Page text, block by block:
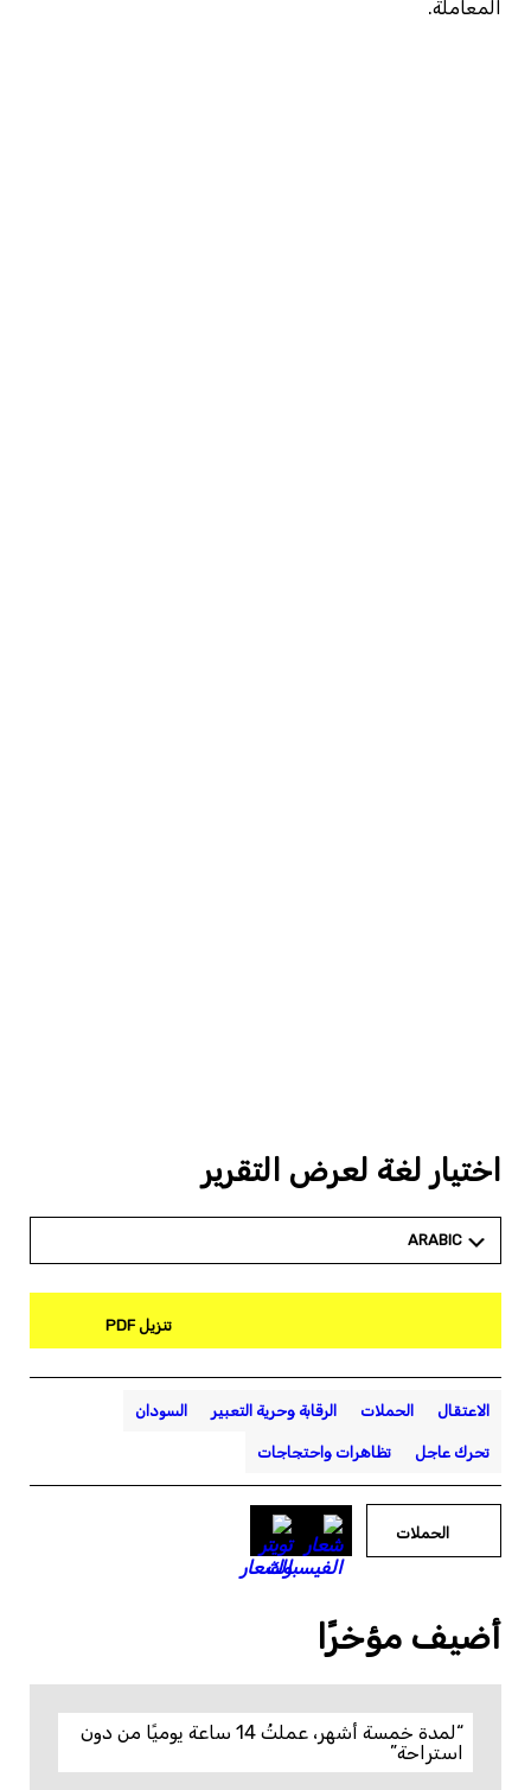
المعاملة.
اختيار لغة لعرض التقرير
ARABIC
تنزيل PDF
الاعتقال الحملات الرقابة وحرية التعبير السودان
تحرك عاجل تظاهرات واحتجاجات
الحملات
أضيف مؤخرًا
“لمدة خمسة أشهر، عملتُ 14 ساعة يوميًا من دون
استراحة”